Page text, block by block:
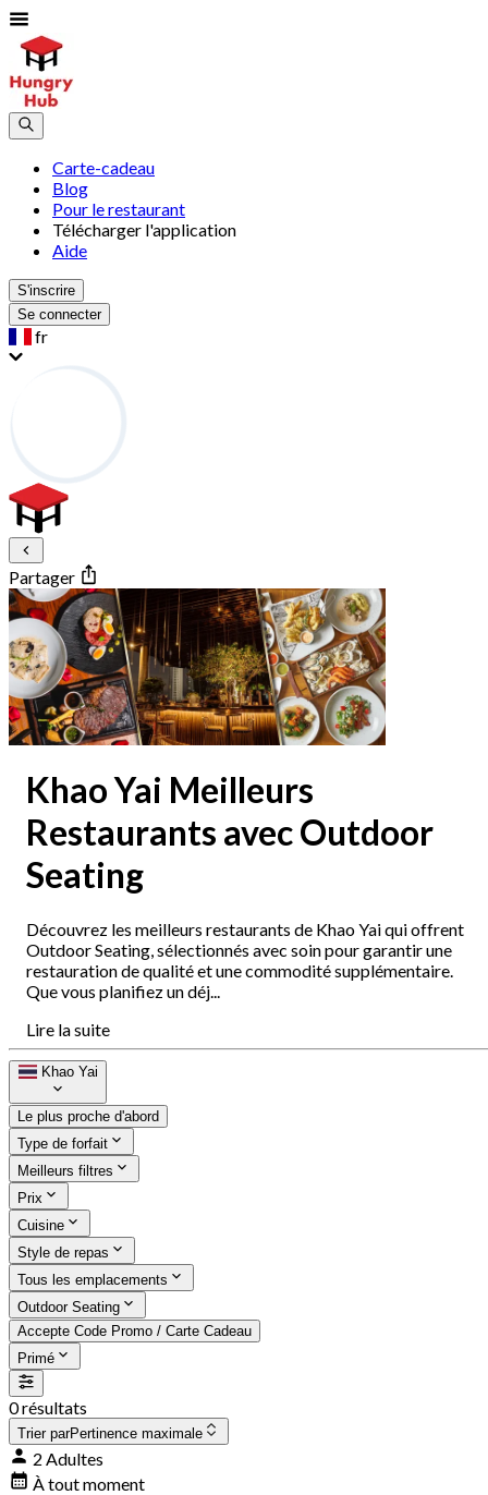
Carte-cadeau
Blog
Pour le restaurant
Télécharger l'application
Aide
S'inscrire
Se connecter
fr
Partager
Khao Yai Meilleurs
Restaurants avec Outdoor
Seating
Découvrez les meilleurs restaurants de Khao Yai qui offrent
Outdoor Seating, sélectionnés avec soin pour garantir une
restauration de qualité et une commodité supplémentaire.
Que vous planifiez un déj...
Lire la suite
Khao Yai
Le plus proche d'abord
Type de forfait
Meilleurs filtres
Prix
Cuisine
Style de repas
Tous les emplacements
Outdoor Seating
Accepte Code Promo / Carte Cadeau
Primé
0 résultats
Trier parPertinence maximale
2 Adultes
À tout moment